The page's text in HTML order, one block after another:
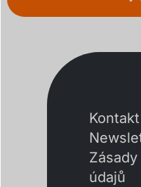
Kontakt
údajů